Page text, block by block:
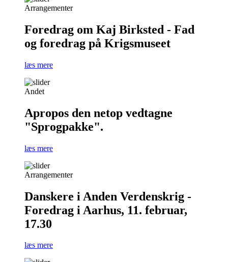
Arrangementer
Foredrag om Kaj Birksted - Fad
og foredrag på Krigsmuseet
læs mere
Andet
Apropos den netop vedtagne
"Sprogpakke".
læs mere
Arrangementer
Danskere i Anden Verdenskrig -
Foredrag i Aarhus, 11. februar,
17.30
læs mere